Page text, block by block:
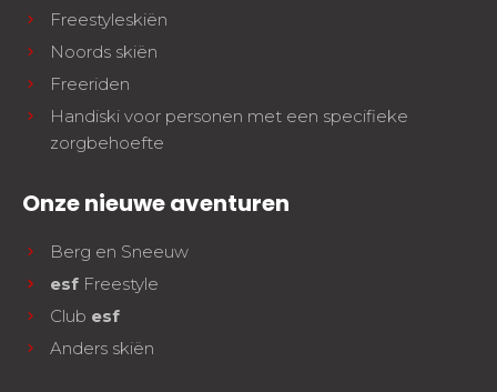
Freestyleskiën
Noords skiën
Freeriden
Handiski voor personen met een specifieke
zorgbehoefte
Onze nieuwe aventuren
Berg en Sneeuw
esf Freestyle
Club esf
Anders skiën